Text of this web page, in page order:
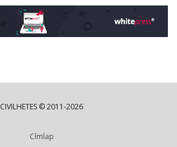
CIVILHETES © 2011-2026
Címlap